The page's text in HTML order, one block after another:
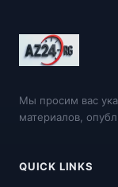
Мы просим вас
материалов,
QUICK LINKS